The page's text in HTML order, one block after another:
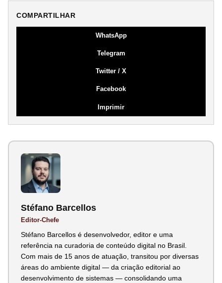
COMPARTILHAR
WhatsApp
Telegram
Twitter / X
Facebook
Imprimir
Stéfano Barcellos
Editor-Chefe
Stéfano Barcellos é desenvolvedor, editor e uma
referência na curadoria de conteúdo digital no Brasil.
Com mais de 15 anos de atuação, transitou por diversas
áreas do ambiente digital — da criação editorial ao
desenvolvimento de sistemas — consolidando uma